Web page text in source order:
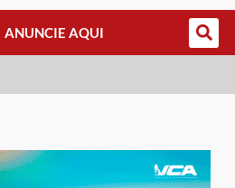
ANUNCIE AQUI